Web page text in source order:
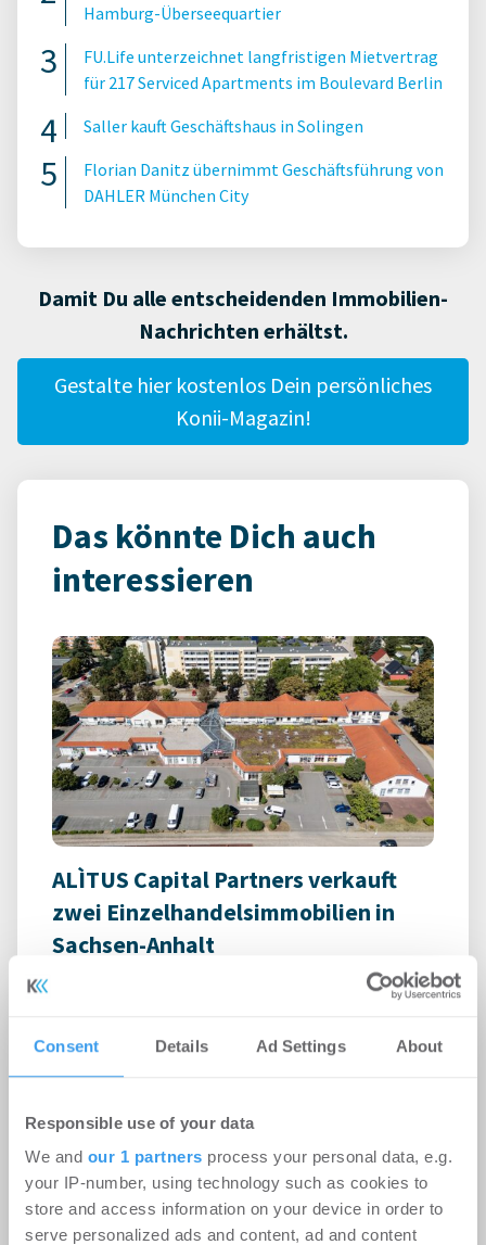
Consent Details Ad Settings About
Responsible use of your data
We and our 1 partners process your personal data, e.g.
your IP-number, using technology such as cookies to
store and access information on your device in order to
serve personalized ads and content, ad and content
Hamburg-Überseequartier
FU.Life unterzeichnet langfristigen Mietvertrag
für 217 Serviced Apartments im Boulevard Berlin
Saller kauft Geschäftshaus in Solingen
Florian Danitz übernimmt Geschäftsführung von
DAHLER München City
Damit Du alle entscheidenden Immobilien-
Nachrichten erhältst.
Gestalte hier kostenlos Dein persönliches
Konii-Magazin!
Das könnte Dich auch
interessieren
ALÌTUS Capital Partners verkauft
zwei Einzelhandelsimmobilien in
Sachsen-Anhalt
registriert, erstellen Sie sich jetzt Ihren
kostenlosen Account, um auf die neusten ...